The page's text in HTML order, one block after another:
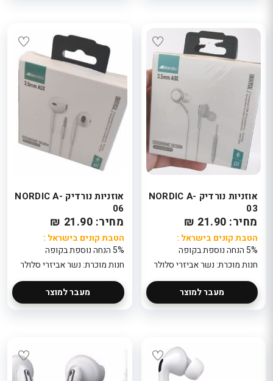
אוזניות נורדיק NORDIC A-
03
מחיר: 21.90 ₪
הטבת קונים בישראל :
5% הנחה נוספת בקופה
חנות מוכרת: נשר אביזרי סלולר
מעבר למוצר
אוזניות נורדיק NORDIC A-
06
מחיר: 21.90 ₪
הטבת קונים בישראל :
5% הנחה נוספת בקופה
חנות מוכרת: נשר אביזרי סלולר
מעבר למוצר